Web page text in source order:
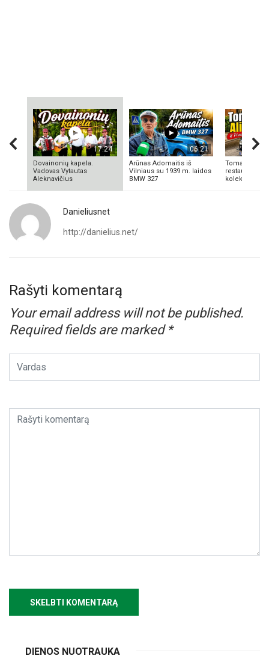
17:24
Dovainonių kapela.
Vadovas Vytautas
Aleknavičius
06:21
Arūnas Adomaitis iš
Vilniaus su 1939 m. laidos
BMW 327
Tomas
Danieliusnet
http://danielius.net/
Rašyti komentarą
Your email address will not be published.
Required fields are marked *
DIENOS NUOTRAUKA